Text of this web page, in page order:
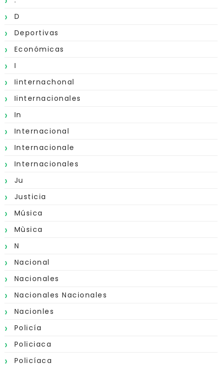
D
Deportivas
Económicas
I
Iinternachonal
Iinternacionales
In
Internacional
Internacionale
Internacionales
Ju
Justicia
Música
Mùsica
N
Nacional
Nacionales
Nacionales Nacionales
Nacionles
Policía
Policiaca
Policíaca